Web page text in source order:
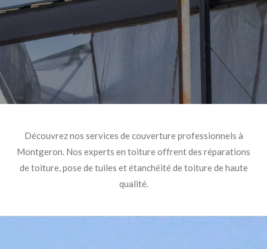
Découvrez nos services de couverture professionnels à
Montgeron. Nos experts en toiture offrent des réparations
de toiture, pose de tuiles et étanchéité de toiture de haute
qualité.